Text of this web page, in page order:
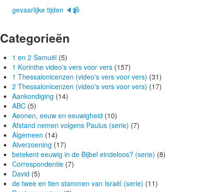
gevaarlijke tijden 🔈📹
Categorieën
1 en 2 Samuël (5)
1 Korinthe video's vers voor vers (157)
1 Thessalonicenzen (video's vers voor vers) (31)
2 Thessalonicenzen (video's vers voor vers) (17)
Aankondiging (14)
ABC (5)
Aeonen, eeuw en eeuwigheid (10)
Afstand nemen volgens Paulus (serie) (7)
Algemeen (14)
Alverzoening (17)
betekent eeuwig in de Bijbel eindeloos? (serie) (8)
Correspondentie (7)
David (5)
de twee en tien stammen van Israël (serie) (11)